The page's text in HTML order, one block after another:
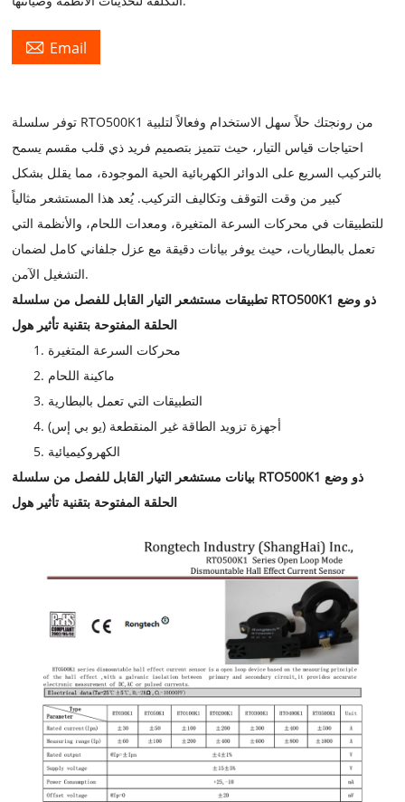
 Email
توفر سلسلة RTO500K1 من رونجتك حلاً سهل الاستخدام وفعالاً لتلبية
احتياجات قياس التيار، حيث تتميز بتصميم فريد ذي قلب مقسم يسمح
بالتركيب السريع على الدوائر الكهربائية الحية الموجودة، مما يقلل بشكل
كبير من وقت التوقف وتكاليف التركيب. يُعد هذا المستشعر مثالياً
للتطبيقات في محركات السرعة المتغيرة، ومعدات اللحام، والأنظمة التي
تعمل بالبطاريات، حيث يوفر بيانات دقيقة مع عزل جلفاني كامل لضمان
التشغيل الآمن.
تطبيقات مستشعر التيار القابل للفصل من سلسلة RTO500K1 ذو وضع
الحلقة المفتوحة بتقنية تأثير هول
محركات السرعة المتغيرة
ماكينة اللحام
التطبيقات التي تعمل بالبطارية
أجهزة تزويد الطاقة غير المنقطعة (يو بي إس)
الكهروكيميائية
بيانات مستشعر التيار القابل للفصل من سلسلة RTO500K1 ذو وضع
الحلقة المفتوحة بتقنية تأثير هول